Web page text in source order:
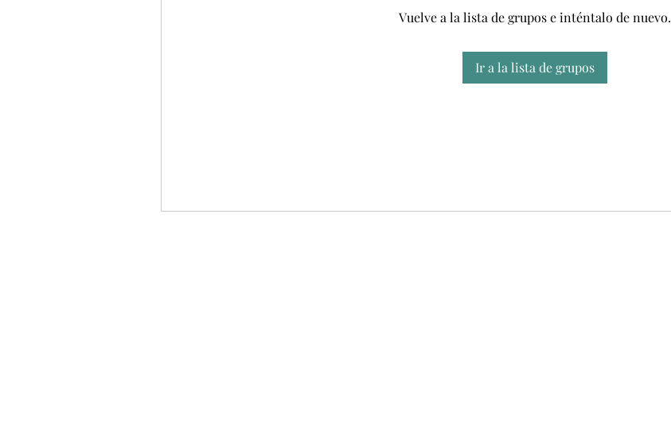
Vuelve a la lista de grupos e inténtalo de nuevo.
Ir a la lista de grupos